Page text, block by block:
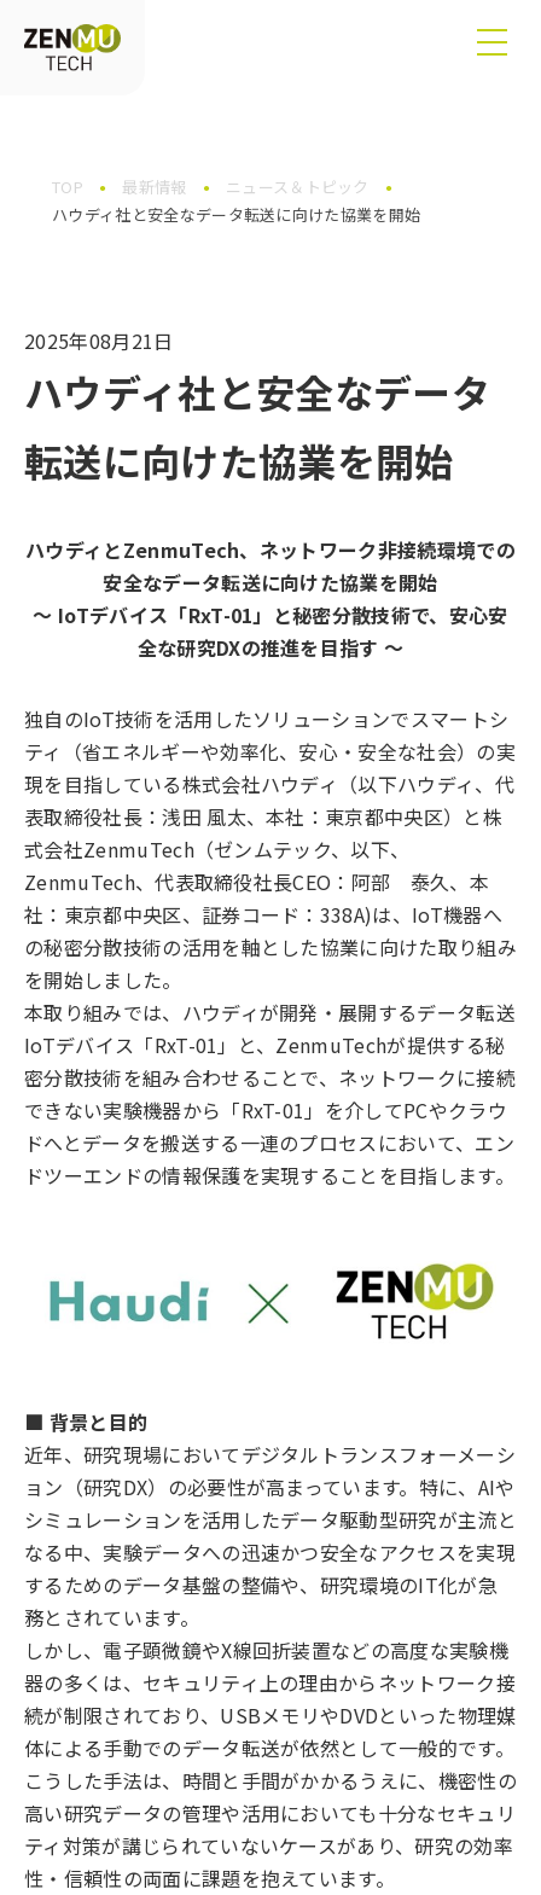
TOP 最新情報
ニュース＆トピック
ハウディ社と安全なデータ転送に向けた協業を開始
2025年08月21日
ハウディ社と安全なデータ
転送に向けた協業を開始
ハウディとZenmuTech、ネットワーク非接続環境での
安全なデータ転送に向けた協業を開始
〜 IoTデバイス「RxT-01」と秘密分散技術で、安心安
全な研究DXの推進を目指す 〜
独自のIoT技術を活用したソリューションでスマートシ
ティ（省エネルギーや効率化、安心・安全な社会）の実
現を目指している株式会社ハウディ（以下ハウディ、代
表取締役社長：浅田 風太、本社：東京都中央区）と株
式会社ZenmuTech（ゼンムテック、以下、
ZenmuTech、代表取締役社長CEO：阿部 泰久、本
社：東京都中央区、証券コード：338A)は、IoT機器へ
の秘密分散技術の活用を軸とした協業に向けた取り組み
を開始しました。
本取り組みでは、ハウディが開発・展開するデータ転送
IoTデバイス「RxT-01」と、ZenmuTechが提供する秘
密分散技術を組み合わせることで、ネットワークに接続
できない実験機器から「RxT-01」を介してPCやクラウ
ドへとデータを搬送する一連のプロセスにおいて、エン
ドツーエンドの情報保護を実現することを目指します。
■ 背景と目的
近年、研究現場においてデジタルトランスフォーメーシ
ョン（研究DX）の必要性が高まっています。特に、AIや
シミュレーションを活用したデータ駆動型研究が主流と
なる中、実験データへの迅速かつ安全なアクセスを実現
するためのデータ基盤の整備や、研究環境のIT化が急
務とされています。
しかし、電子顕微鏡やX線回折装置などの高度な実験機
器の多くは、セキュリティ上の理由からネットワーク接
続が制限されており、USBメモリやDVDといった物理媒
体による手動でのデータ転送が依然として一般的です。
こうした手法は、時間と手間がかかるうえに、機密性の
高い研究データの管理や活用においても十分なセキュリ
ティ対策が講じられていないケースがあり、研究の効率
性・信頼性の両面に課題を抱えています。